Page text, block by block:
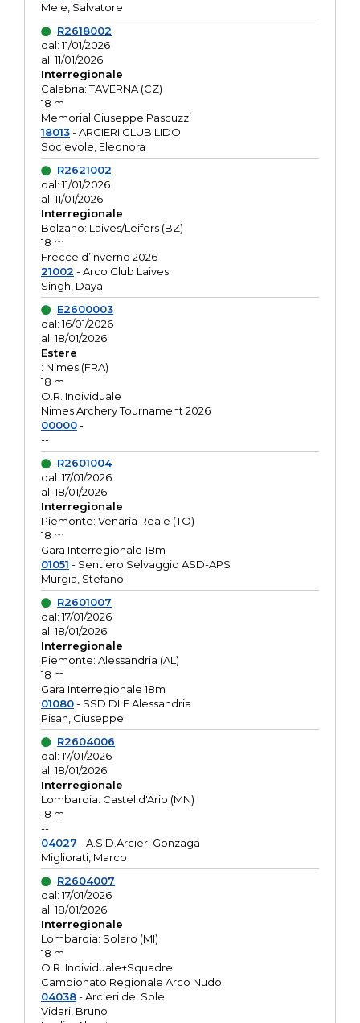
Mele, Salvatore
R2618002
dal: 11/01/2026
al: 11/01/2026
Interregionale
Calabria: TAVERNA (CZ)
18 m
Memorial Giuseppe Pascuzzi
18013- ARCIERI CLUB LIDO
Socievole, Eleonora
R2621002
dal: 11/01/2026
al: 11/01/2026
Interregionale
Bolzano: Laives/Leifers (BZ)
18 m
Frecce d’inverno 2026
21002 - Arco Club Laives
Singh, Daya
E2600003
dal: 16/01/2026
al: 18/01/2026
Estere
: Nimes (FRA)
18 m
O.R. Individuale
Nimes Archery Tournament 2026
00000-
--
R2601004
dal: 17/01/2026
al: 18/01/2026
Interregionale
Piemonte: Venaria Reale (TO)
18 m
Gara Interregionale 18m
01051 - Sentiero Selvaggio ASD-APS
Murgia, Stefano
R2601007
dal: 17/01/2026
al: 18/01/2026
Interregionale
Piemonte: Alessandria (AL)
18 m
Gara Interregionale 18m
01080- SSD DLF Alessandria
Pisan, Giuseppe
R2604006
dal: 17/01/2026
al: 18/01/2026
Interregionale
Lombardia: Castel d'Ario (MN)
18 m
--
04027 - A.S.D.Arcieri Gonzaga
Migliorati, Marco
R2604007
dal: 17/01/2026
al: 18/01/2026
Interregionale
Lombardia: Solaro (MI)
18 m
O.R. Individuale+Squadre
Campionato Regionale Arco Nudo
04038- Arcieri del Sole
Vidari, Bruno